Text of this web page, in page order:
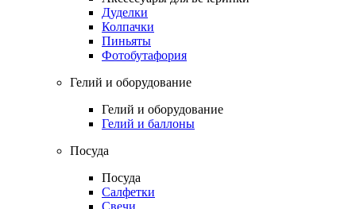
Дуделки
Колпачки
Пиньяты
Фотобутафория
Гелий и оборудование
Гелий и оборудование
Гелий и баллоны
Посуда
Посуда
Салфетки